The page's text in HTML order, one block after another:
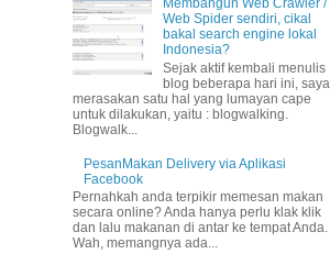
Membangun Web Crawler /
Web Spider sendiri, cikal
bakal search engine lokal
Indonesia?
Sejak aktif kembali menulis
blog beberapa hari ini, saya
merasakan satu hal yang lumayan cape
untuk dilakukan, yaitu : blogwalking.
Blogwalk...
PesanMakan Delivery via Aplikasi
Facebook
Pernahkah anda terpikir memesan makan
secara online? Anda hanya perlu klak klik
dan lalu makanan di antar ke tempat Anda.
Wah, memangnya ada...